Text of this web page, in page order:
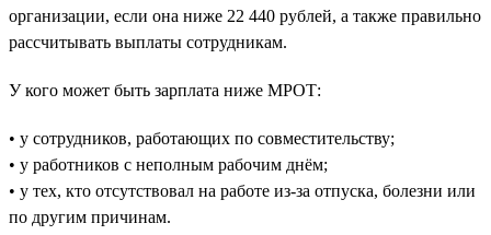
организации, если она ниже 22 440 рублей, а также правильно
рассчитывать выплаты сотрудникам.
У кого может быть зарплата ниже МРОТ:
• у сотрудников, работающих по совместительству;
• у работников с неполным рабочим днём;
• у тех, кто отсутствовал на работе из-за отпуска, болезни или
по другим причинам.